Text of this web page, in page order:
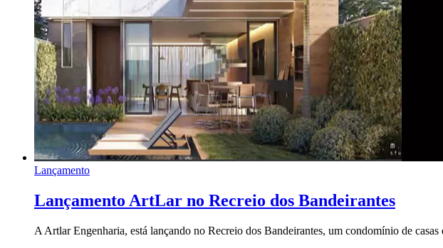
Lançamento
Lançamento ArtLar no Recreio dos Bandeirantes
A Artlar Engenharia, está lançando no Recreio dos Bandeirantes, um condomínio de